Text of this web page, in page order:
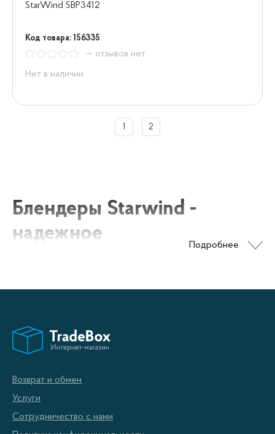
StarWind SBP3412
Код товара: 156335
— отзывов нет
Нет в наличии
1 2
Подробнее
Блендеры Starwind -
надежное
использования
Возврат и обмен
Услуги
Сотрудничество с нами